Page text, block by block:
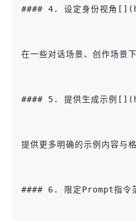
#### 4. 设定身份视角
在一些对话场景、创作场景
#### 5. 提供生成示例
提供更多明确的示例内容与
#### 6. 限定Prompt指令范